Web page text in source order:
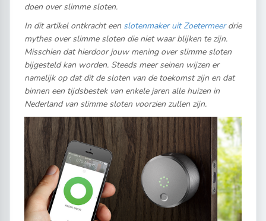
doen over slimme sloten.
In dit artikel ontkracht een slotenmaker uit Zoetermeerdrie
mythes over slimme sloten die niet waar blijken te zijn.
Misschien dat hierdoor jouw mening over slimme sloten
bijgesteld kan worden. Steeds meer seinen wijzen er
namelijk op dat dit de sloten van de toekomst zijn en dat
binnen een tijdsbestek van enkele jaren alle huizen in
Nederland van slimme sloten voorzien zullen zijn.